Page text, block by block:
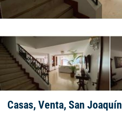
Casas, Venta, San Joaquín